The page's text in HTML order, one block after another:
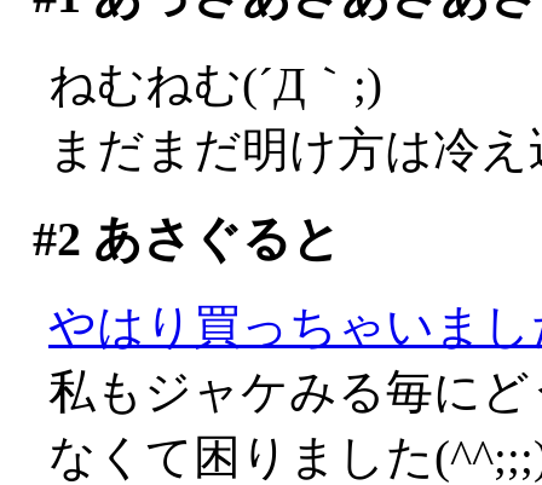
ねむねむ(´Д｀;)
まだまだ明け方は冷
#2 あさぐると
やはり買っちゃいま
私もジャケみる毎に
なくて困りました